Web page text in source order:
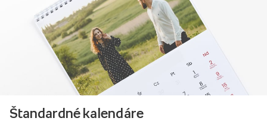
Štandardné kalendáre